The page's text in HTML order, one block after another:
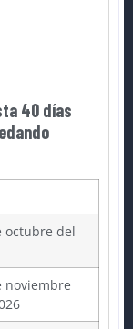
40 días
octubre del
noviembre